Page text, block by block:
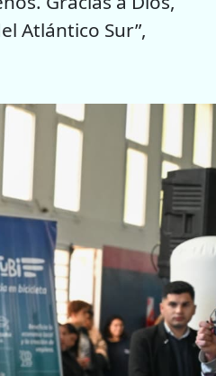
Atlántico Sur”,